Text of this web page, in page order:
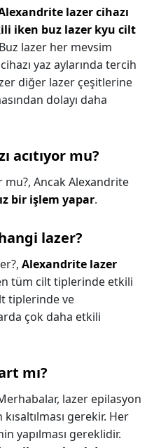
lazer cihazı
iken buz lazer kyu cilt
lazer her mevsim
yaz aylarında tercih
diğer lazer çeşitlerine
dolayı daha
acıtıyor mu?
mu?, Ancak Alexandrite
bir işlem yapar.
lazer?
Alexandrite lazer
tüm cilt tiplerinde etkili
tiplerinde ve
çok daha etkili
mı?
lazer epilasyon
gerekir. Her
yapılması gereklidir.